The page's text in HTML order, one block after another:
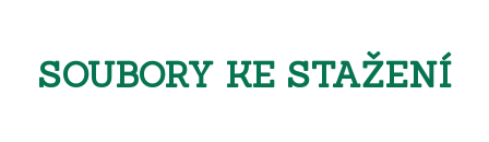
SOUBORY KE STAŽENÍ